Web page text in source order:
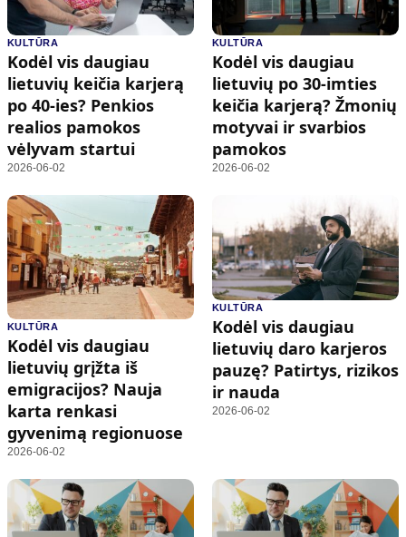
KULTŪRA
Kodėl vis daugiau
lietuvių keičia karjerą
po 40-ies? Penkios
realios pamokos
vėlyvam startui
2026-06-02
KULTŪRA
Kodėl vis daugiau
lietuvių po 30-imties
keičia karjerą? Žmonių
motyvai ir svarbios
pamokos
2026-06-02
KULTŪRA
Kodėl vis daugiau
lietuvių grįžta iš
emigracijos? Nauja
karta renkasi
gyvenimą regionuose
2026-06-02
KULTŪRA
Kodėl vis daugiau
lietuvių daro karjeros
pauzę? Patirtys, rizikos
ir nauda
2026-06-02